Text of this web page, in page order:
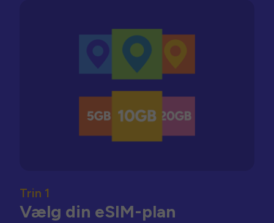
Trin 1
Vælg din eSIM-plan